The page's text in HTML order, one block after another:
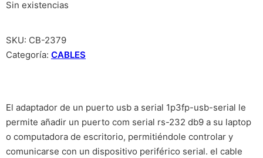
Sin existencias
SKU: CB-2379
Categoría: CABLES
El adaptador de un puerto usb a serial 1p3fp-usb-serial le
permite añadir un puerto com serial rs-232 db9 a su laptop
o computadora de escritorio, permitiéndole controlar y
comunicarse con un dispositivo periférico serial. el cable